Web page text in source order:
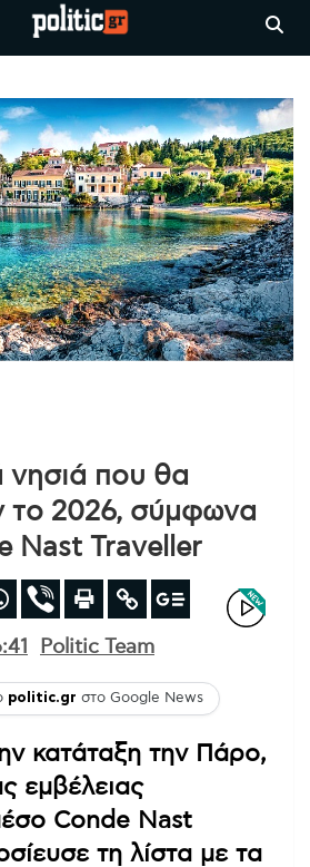
απο τη
την Ελλάδα και
τον Κόσμο
νησιά που θα
το 2026, σύμφωνα
Nast Traveller
Politic Team
politic.gr στο Google News
κατάταξη την Πάρο,
εμβέλειας
Conde Nast
τη λίστα με τα